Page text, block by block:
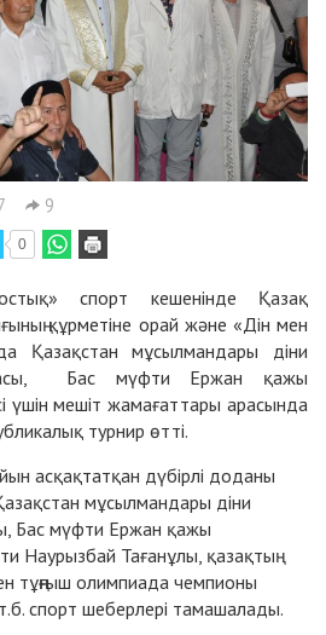
9
0
спорт кешенінде Қазақ
құрметіне орай және «Дін мен
Қазақстан мұсылмандары діни
Бас мүфти Ержан қажы
үшін мешіт жамағаттары арасында
турнир өтті.
асқақтатқан дүбірлі доданы
мұсылмандары діни
Бас мүфти Ержан қажы
Наурызбай Тағанұлы, қазақтың
тұңғыш олимпиада чемпионы
спорт шеберлері тамашалады.